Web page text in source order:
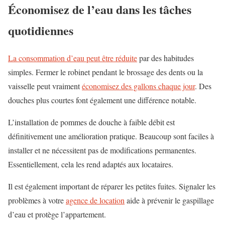
Économisez de l’eau dans les tâches
quotidiennes
La consommation d’eau peut être réduitepar des habitudes
simples. Fermer le robinet pendant le brossage des dents ou la
vaisselle peut vraimentéconomisez des gallons chaque jour. Des
douches plus courtes font également une différence notable.
L’installation de pommes de douche à faible débit est
définitivement une amélioration pratique. Beaucoup sont faciles à
installer et ne nécessitent pas de modifications permanentes.
Essentiellement, cela les rend adaptés aux locataires.
Il est également important de réparer les petites fuites. Signaler les
problèmes à votreagence de location aide à prévenir le gaspillage
d’eau et protège l’appartement.